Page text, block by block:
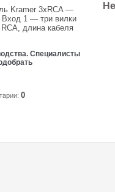
Kramer 3xRCA —
Вход 1 — три вилки
длина кабеля
Специалисты
0